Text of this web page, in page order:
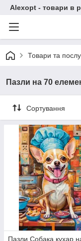
Alexopt - товари в
Товари та
Пазли на 70
Сортування
Пазли Собака кухар